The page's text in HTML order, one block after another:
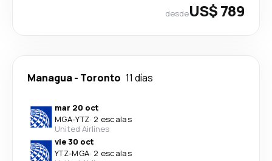
desdeUS$ 789
Managua- Toronto 11 días
mar 20 oct
MGA-YTZ· 2 escalas
United Airlines
vie 30 oct
YTZ-MGA· 2 escalas